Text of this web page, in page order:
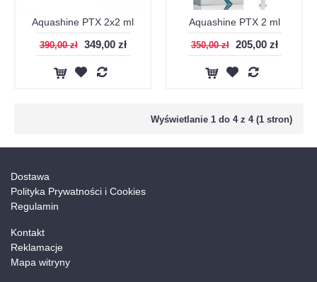
Aquashine PTX 2x2 ml
390,00 zł 349,00 zł
Aquashine PTX 2 ml
350,00 zł 205,00 zł
Wyświetlanie 1 do 4 z 4 (1 stron)
Dostawa
Polityka Prywatności i Cookies
Regulamin
Kontakt
Reklamacje
Mapa witryny